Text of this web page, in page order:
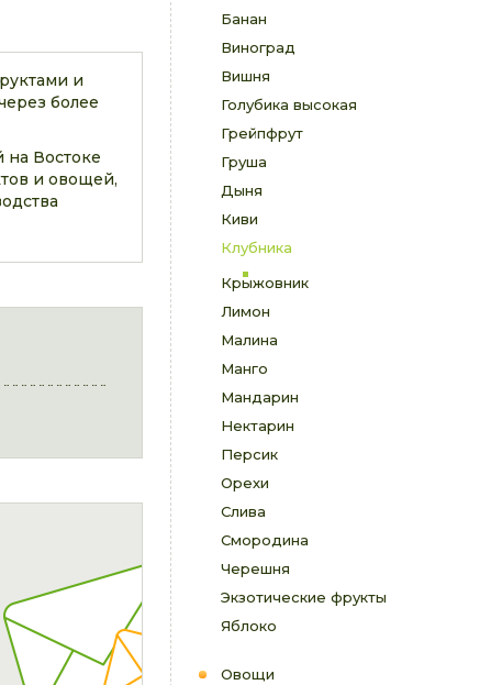
Банан
Виноград
Вишня
Голубика высокая
Грейпфрут
Груша
Дыня
Киви
Клубника
Крыжовник
Лимон
Малина
Манго
Мандарин
Нектарин
Персик
Орехи
Слива
Смородина
Черешня
Экзотические фрукты
Яблоко
Овощи
и
более
на Востоке
и овощей,